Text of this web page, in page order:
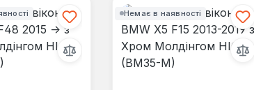
Немає в наявності